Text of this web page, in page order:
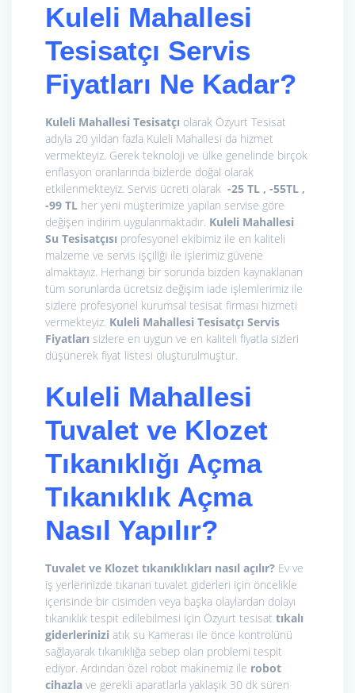
Kuleli Mahallesi
Tesisatçı Servis
Fiyatları Ne Kadar?
Kuleli Mahallesi Tesisatçı olarak Özyurt Tesisat
adıyla 20 yıldan fazla Kuleli Mahallesi da hizmet
vermekteyiz. Gerek teknoloji ve ülke genelinde birçok
enflasyon oranlarında bizlerde doğal olarak
etkilenmekteyiz. Servis ücreti olarak -25 TL , -55TL ,
-99 TL her yeni müşterimize yapılan servise göre
değişen indirim uygulanmaktadır. Kuleli Mahallesi
Su Tesisatçısı profesyonel ekibimiz ile en kaliteli
malzeme ve servis işçiliği ile işlerimiz güvene
almaktayız. Herhangi bir sorunda bizden kaynaklanan
tüm sorunlarda ücretsiz değişim iade işlemlerimiz ile
sizlere profesyonel kurumsal tesisat firması hizmeti
vermekteyiz. Kuleli Mahallesi Tesisatçı Servis
Fiyatları sizlere en uygun ve en kaliteli fiyatla sizleri
düşünerek fiyat listesi oluşturulmuştur.
Kuleli Mahallesi
Tuvalet ve Klozet
Tıkanıklığı Açma
Tıkanıklık Açma
Nasıl Yapılır?
Tuvalet ve Klozet tıkanıklıkları nasıl açılır? Ev ve
iş yerlerinizde tıkanan tuvalet giderleri için öncelikle
içerisinde bir cisimden veya başka olaylardan dolayı
tıkanıklık tespit edilebilmesi için Özyurt tesisat tıkalı
giderlerinizi atık su Kamerası ile önce kontrolünü
sağlayarak tıkanıklığa sebep olan problemi tespit
ediyor. Ardından özel robot makinemiz ile robot
cihazla ve gerekli aparatlarla yaklaşık 30 dk süren